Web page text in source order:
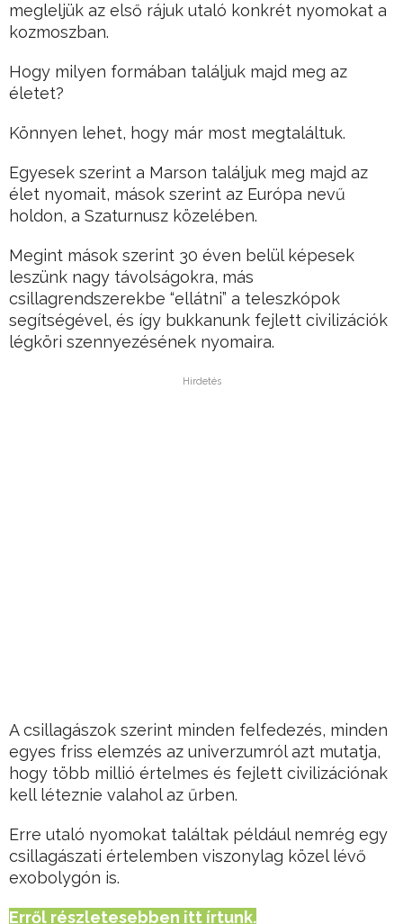
megleljük az első rájuk utaló konkrét nyomokat a
kozmoszban.
Hogy milyen formában találjuk majd meg az
életet?
Könnyen lehet, hogy már most megtaláltuk.
Egyesek szerint a Marson találjuk meg majd az
élet nyomait, mások szerint az Európa nevű
holdon, a Szaturnusz közelében.
Megint mások szerint 30 éven belül képesek
leszünk nagy távolságokra, más
csillagrendszerekbe “ellátni” a teleszkópok
segítségével, és így bukkanunk fejlett civilizációk
légköri szennyezésének nyomaira.
Hirdetés
A csillagászok szerint minden felfedezés, minden
egyes friss elemzés az univerzumról azt mutatja,
hogy több millió értelmes és fejlett civilizációnak
kell léteznie valahol az űrben.
Erre utaló nyomokat találtak például nemrég egy
csillagászati értelemben viszonylag közel lévő
exobolygón is.
Erről részletesebben itt írtunk.